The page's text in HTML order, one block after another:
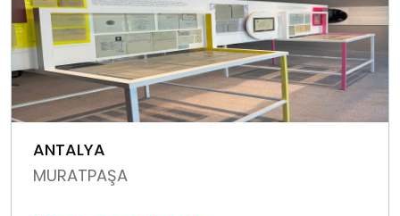
ANTALYA
MURATPAŞA